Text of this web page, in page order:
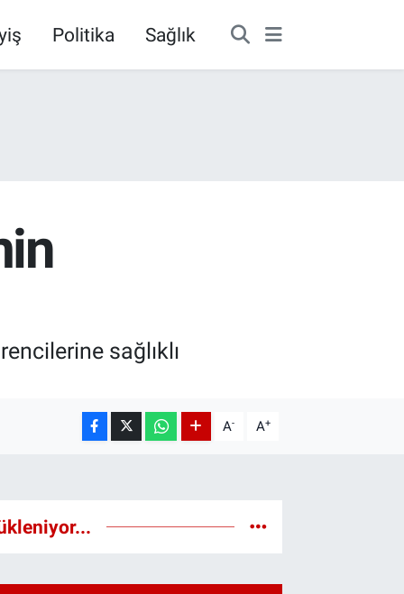
Politika Sağlık
sağlıklı
A- A+